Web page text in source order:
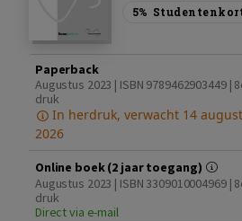
5%
Paperback
Augustus 2023 | ISBN 9789462903449 |
druk
In herdruk, verwacht 14
2026
Online boek (2 jaar toegang)
Augustus 2023 | ISBN 3309010004969 |
druk
Direct via e-mail